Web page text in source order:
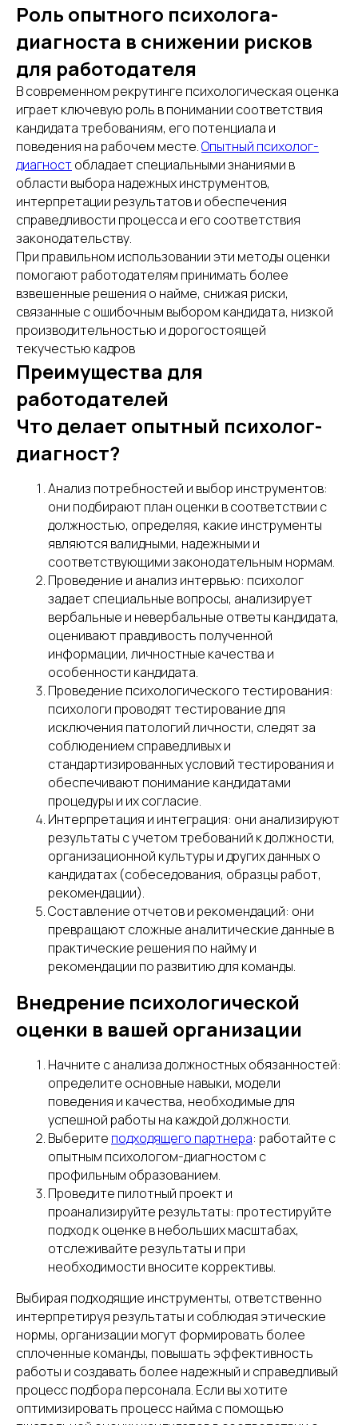
Роль опытного психолога-
диагноста в снижении рисков
для работодателя
В современном рекрутинге психологическая оценка
играет ключевую роль в понимании соответствия
кандидата требованиям, его потенциала и
поведения на рабочем месте.Опытный психолог-
диагностобладает специальными знаниями в
области выбора надежных инструментов,
интерпретации результатов и обеспечения
справедливости процесса и его соответствия
законодательству.
При правильном использовании эти методы оценки
помогают работодателям принимать более
взвешенные решения о найме, снижая риски,
связанные с ошибочным выбором кандидата, низкой
производительностью и дорогостоящей
текучестью кадров
Преимущества для
работодателей
Что делает опытный психолог-
диагност?
Анализ потребностей и выбор инструментов:
они подбирают план оценки в соответствии с
должностью, определяя, какие инструменты
являются валидными, надежными и
соответствующими законодательным нормам.
Проведение и анализ интервью: психолог
задает специальные вопросы, анализирует
вербальные и невербальные ответы кандидата,
оценивают правдивость полученной
информации, личностные качества и
особенности кандидата.
Проведение психологического тестирования:
психологи проводят тестирование для
исключения патологий личности, следят за
соблюдением справедливых и
стандартизированных условий тестирования и
обеспечивают понимание кандидатами
процедуры и их согласие.
Интерпретация и интеграция: они анализируют
результаты с учетом требований к должности,
организационной культуры и других данных о
кандидатах (собеседования, образцы работ,
рекомендации).
Составление отчетов и рекомендаций: они
превращают сложные аналитические данные в
практические решения по найму и
рекомендации по развитию для команды.
Внедрение психологической
оценки в вашей организации
Начните с анализа должностных обязанностей:
определите основные навыки, модели
поведения и качества, необходимые для
успешной работы на каждой должности.
Выберите подходящего партнера: работайте с
опытным психологом-диагностом с
профильным образованием.
Проведите пилотный проект и
проанализируйте результаты: протестируйте
подход к оценке в небольших масштабах,
отслеживайте результаты и при
необходимости вносите коррективы.
Выбирая подходящие инструменты, ответственно
интерпретируя результаты и соблюдая этические
нормы, организации могут формировать более
сплоченные команды, повышать эффективность
работы и создавать более надежный и справедливый
процесс подбора персонала. Если вы хотите
оптимизировать процесс найма с помощью